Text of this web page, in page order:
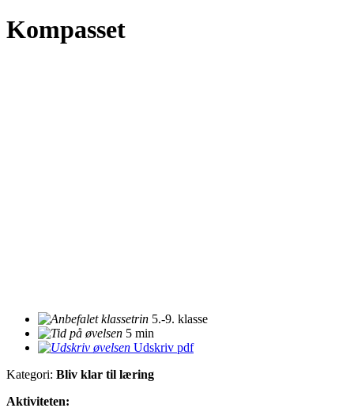
Kompasset
5.-9. klasse
5 min
Udskriv pdf
Kategori: Bliv klar til læring
Aktiviteten: